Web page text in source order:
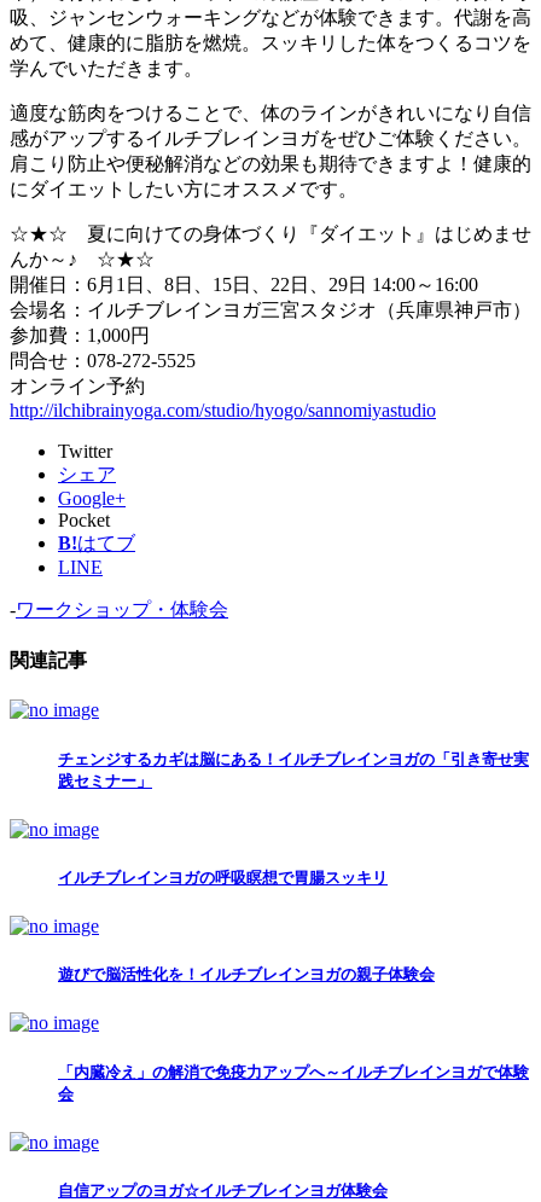
吸、ジャンセンウォーキングなどが体験できます。代謝を高
めて、健康的に脂肪を燃焼。スッキリした体をつくるコツを
学んでいただきます。
適度な筋肉をつけることで、体のラインがきれいになり自信
感がアップするイルチブレインヨガをぜひご体験ください。
肩こり防止や便秘解消などの効果も期待できますよ！健康的
にダイエットしたい方にオススメです。
☆★☆ 夏に向けての身体づくり『ダイエット』はじめませ
んか～♪ ☆★☆
開催日：6月1日、8日、15日、22日、29日 14:00～16:00
会場名：イルチブレインヨガ三宮スタジオ（兵庫県神戸市）
参加費：1,000円
問合せ：078-272-5525
オンライン予約
http://ilchibrainyoga.com/studio/hyogo/sannomiyastudio
Twitter
シェア
Google+
Pocket
B!はてブ
LINE
-ワークショップ・体験会
関連記事
チェンジするカギは脳にある！イルチブレインヨガの「引き寄せ実
践セミナー」
イルチブレインヨガの呼吸瞑想で胃腸スッキリ
遊びで脳活性化を！イルチブレインヨガの親子体験会
「内臓冷え」の解消で免疫力アップへ～イルチブレインヨガで体験
会
自信アップのヨガ☆イルチブレインヨガ体験会